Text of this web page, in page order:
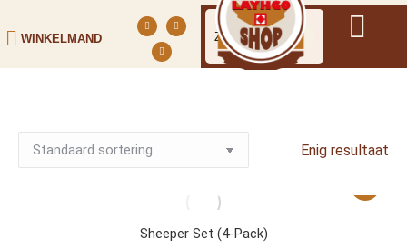
WINKELMAND
Enig resultaat
Sheeper Set (4-Pack)